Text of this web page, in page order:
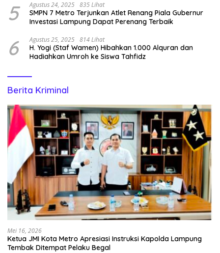
5 Agustus 24, 2025 835 Lihat
SMPN 7 Metro Terjunkan Atlet Renang Piala Gubernur
Investasi Lampung Dapat Perenang Terbaik
6 Agustus 25, 2025 814 Lihat
H. Yogi (Staf Wamen) Hibahkan 1.000 Alquran dan
Hadiahkan Umroh ke Siswa Tahfidz
Berita Kriminal
Mei 16, 2026
Ketua JMI Kota Metro Apresiasi Instruksi Kapolda Lampung
Tembak Ditempat Pelaku Begal